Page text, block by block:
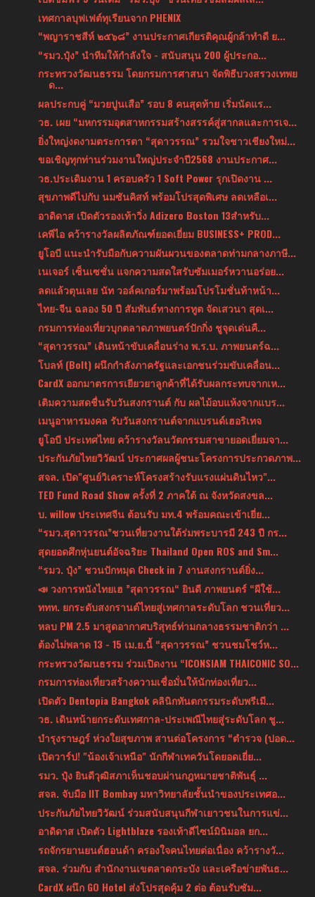
เทศกาลบุฟเฟต์ทุเรียนจาก PHENIX
“พญาราชสีห์ ๒๕๖๘” งานประกาศเกียรติคุณผู้กล้าทำดี ย...
“รมว.ปุ๋ง” นำทีมให้กำลังใจ - สนับสนุน 200 ผู้ประกอ...
กระทรวงวัฒนธรรม โดยกรมการศาสนา จัดพิธีบวงสรวงเทพย
ด...
ผลประกบคู่ “มวยปูนเสือ” รอบ 8 คนสุดท้าย เริ่มนัดแร...
วธ. เผย “มหกรรมอุตสาหกรรมสร้างสรรค์สู่สากลและการเจ...
ยิ่งใหญ่งดงามตระการตา “สุดาวรรณ” รวมใจชาวเชียงใหม่...
ขอเชิญทุกท่านร่วมงานใหญ่ประจำปี2568 งานประกาศ...
วธ.ประเดิมงาน 1 ครอบครัว 1 Soft Power รุกเปิดงาน ...
สุขภาพดีไปกับ นมซันคิสท์ พร้อมโปรสุดพิเศษ ลดเหลือเ...
อาดิดาส เปิดตัวรองเท้าวิ่ง Adizero Boston 13สำหรับ...
เคพีไอ คว้ารางวัลผลิตภัณฑ์ยอดเยี่ยม BUSINESS+ PROD...
ยูโอบี แนะนำรับมือกับความผันผวนของตลาดท่ามกลางภาษี...
เนเจอร์ เซ็นเซชั่น แจกความสดใสรับซัมเมอร์หวานอร่อย...
ลดแล้วตุนเลย นัท วอล์คเกอร์มาพร้อมโปรโมชั่นท้าหน้า...
ไทย-จีน ฉลอง 50 ปี สัมพันธ์ทางการทูต จัดเสวนา สุดเ...
กรมการท่องเที่ยวบุกตลาดภาพยนตร์ปักกิ่ง ชูจุดเด่นคื...
“สุดาวรรณ” เดินหน้าขับเคลื่อนร่าง พ.ร.บ. ภาพยนตร์ฉ...
โบลท์ (Bolt) ผนึกกำลังภาครัฐและเอกชนร่วมขับเคลื่อน...
CardX ออกมาตรการเยียวยาลูกค้าที่ได้รับผลกระทบจากเห...
เติมความสดชื่นรับวันสงกรานต์ กับ ผลไม้อบแห้งจากแบร...
เมนูอาหารมงคล รับวันสงกรานต์จากแบรนด์เฮอริเทจ
ยูโอบี ประเทศไทย คว้ารางวัลนวัตกรรมสาขายอดเยี่ยมจา...
ประกันภัยไทยวิวัฒน์ ประกาศผลผู้ชนะโครงการประกวดภาพ...
สจล. เปิด"ศูนย์วิเคราะห์โครงสร้างรับแรงแผ่นดินไหว"...
TED Fund Road Show ครั้งที่ 2 ภาคใต้ ณ จังหวัดสงขล...
บ. willow ประเทศจีน ต้อนรับ มท.4 พร้อมคณะเข้าเยี่ย...
“รมว.สุดาวรรณ”ชวนเที่ยวงานใต้ร่มพระบารมี 243 ปี กร...
สุดยอดศึกหุ่นยนต์อัจฉริยะ Thailand Open ROS and Sm...
“รมว. ปุ๋ง” ชวนปักหมุด Check in 7 งานสงกรานต์ยิ่ง...
📣 วงการหนังไทยเฮ ”สุดาวรรณ“ ยินดี ภาพยนตร์ “ผีใช้...
ททท. ยกระดับสงกรานต์ไทยสู่เทศกาลระดับโลก ชวนเที่ยว...
หลบ PM 2.5 มาสูดอากาศบริสุทธ์ท่ามกลางธรรมชาติกว่า ...
ต้องไม่พลาด 13 - 15 เม.ย.นี้ “สุดาวรรณ” ชวนชมโชว์ห...
กระทรวงวัฒนธรรม ร่วมเปิดงาน “ICONSIAM THAICONIC SO...
กรมการท่องเที่ยวสร้างความเชื่อมั่นให้นักท่องเที่ยว...
เปิดตัว Dentopia Bangkok คลินิกทันตกรรมระดับพรีเมี...
วธ. เดินหน้ายกระดับเทศกาล-ประเพณีไทยสู่ระดับโลก ชู...
บำรุงราษฎร์ ห่วงใยสุขภาพ สานต่อโครงการ “ตำรวจ (ปอด...
เปิดวาร์ป! "น้องเจ้าเหนือ" นักกีฬาเทควันโดยอดเยี่ย...
รมว. ปุ๋ง ยินดีวุฒิสภาเห็นชอบผ่านกฎหมายชาติพันธุ์ ...
สจล. จับมือ IIT Bombay มหาวิทยาลัยชั้นนำของประเทศอ...
ประกันภัยไทยวิวัฒน์ ร่วมสนับสนุนกีฬาเยาวชนในการแข่...
อาดิดาส เปิดตัว Lightblaze รองเท้าดีไซน์มินิมอล ยก...
รถจักรยานยนต์ฮอนด้า ครองใจคนไทยต่อเนื่อง คว้ารางวั...
สจล. ร่วมกับ สำนักงานเขตลาดกระบัง และเครือข่ายพันธ...
CardX ผนึก GO Hotel ส่งโปรสุดคุ้ม 2 ต่อ ต้อนรับซัม...